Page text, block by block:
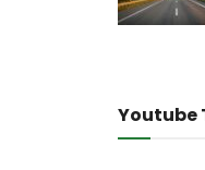
Youtube